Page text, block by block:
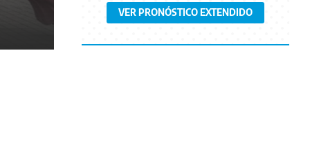
VER PRONÓSTICO EXTENDIDO